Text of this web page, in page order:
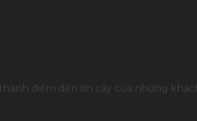
điểm đến tin cậy của những